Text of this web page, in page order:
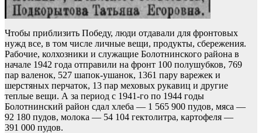
Чтобы приблизить Победу, люди отдавали для фронтовых
нужд все, в том числе личные вещи, продукты, сбережения.
Рабочие, колхозники и служащие Болотнинского района в
начале 1942 года отправили на фронт 100 полушубков, 769
пар валенок, 527 шапок-ушанок, 1361 пару варежек и
шерстяных перчаток, 13 пар меховых рукавиц и другие
теплые вещи. А за период с 1941-го по 1944 годы
Болотнинский район сдал хлеба — 1 565 900 пудов, мяса —
92 180 пудов, молока — 54 104 гектолитра, картофеля —
391 000 пудов.